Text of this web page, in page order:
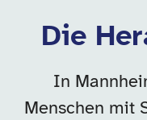
Die
In
Menschen mit